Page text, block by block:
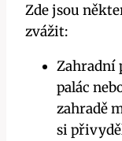
Zde jsou
zvážit:
Zahradní
palác
zahradě
si